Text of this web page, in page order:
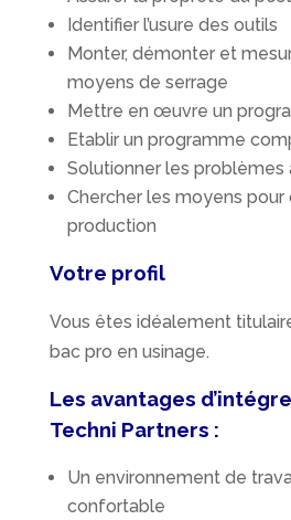
Identifier l’usure des outils
Monter, démonter et
moyens de serrage
Mettre en œuvre un
Etablir un programme
Solutionner les problèmes
Chercher les moyens pour
production
Votre profil
Vous êtes idéalement titulaire
bac pro en usinage.
Les avantages
Techni Partners :
Un environnement de
confortable